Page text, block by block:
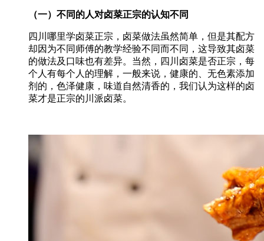
（一）不同的人对卤菜正宗的认知不同
四川哪里学卤菜正宗，卤菜做法虽然简单，但是其配方
却因为不同师傅的教学经验不同而不同，这导致其卤菜
的做法及口味也有差异。当然，四川卤菜是否正宗，每
个人有每个人的理解，一般来说，健康的、无色素添加
剂的，色泽健康，味道自然清香的，我们认为这样的卤
菜才是正宗的川派卤菜。